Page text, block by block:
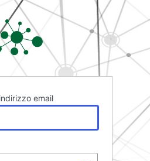
Rete FAD
email